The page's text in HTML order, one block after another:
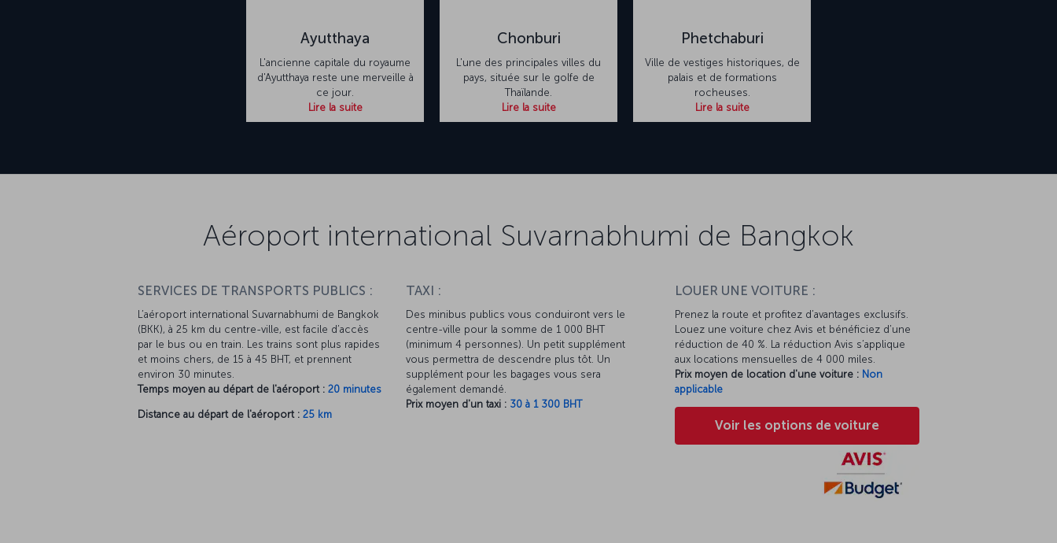
Ayutthaya
L'ancienne capitale du royaume
d'Ayutthaya reste une merveille à
ce jour.
Lire la suite
Chonburi
L'une des principales villes du
pays, située sur le golfe de
Thaïlande.
Lire la suite
Phetchaburi
Ville de vestiges historiques, de
palais et de formations
rocheuses.
Lire la suite
Aéroport international Suvarnabhumi de Bangkok
SERVICES DE TRANSPORTS PUBLICS :
L’aéroport international Suvarnabhumi de Bangkok
(BKK), à 25 km du centre-ville, est facile d’accès
par le bus ou en train. Les trains sont plus rapides
et moins chers, de 15 à 45 BHT, et prennent
environ 30 minutes.
Temps moyen au départ de l'aéroport : 20 minutes
Distance au départ de l'aéroport : 25 km
TAXI :
Des minibus publics vous conduiront vers le
centre-ville pour la somme de 1 000 BHT
(minimum 4 personnes). Un petit supplément
vous permettra de descendre plus tôt. Un
supplément pour les bagages vous sera
également demandé.
Prix moyen d'un taxi : 30 à 1 300 BHT
LOUER UNE VOITURE :
Prenez la route et profitez d’avantages exclusifs.
Louez une voiture chez Avis et bénéficiez d’une
réduction de 40 %. La réduction Avis s’applique
aux locations mensuelles de 4 000 miles.
Prix moyen de location d'une voiture : Non
applicable
Voir les options de voiture